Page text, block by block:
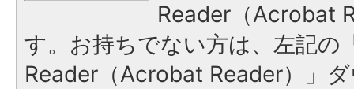
Reader（Acrobat
す。お持ちでない方は、左記の
Reader（Acrobat Reader）」